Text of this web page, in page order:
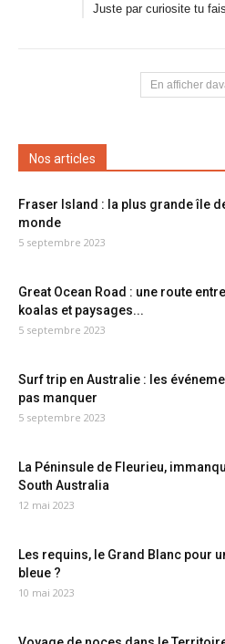
Juste par curiosite tu
En afficher
Nos articles
Fraser Island : la plus grande île
monde
5 septembre 2023
Great Ocean Road : une route
koalas et paysages...
5 septembre 2023
Surf trip en Australie : les
pas manquer
5 septembre 2023
La Péninsule de Fleurieu,
South Australia
12 mai 2023
Les requins, le Grand Blanc pour
bleue ?
10 mai 2023